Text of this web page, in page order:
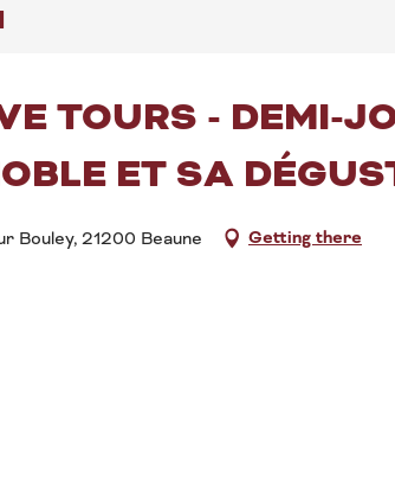
TOURS - DEMI-
ET SA
Bouley, 21200 Beaune Getting there